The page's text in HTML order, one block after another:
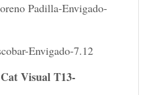
Padilla-Envigado-
Envigado-7.12
Visual T13-